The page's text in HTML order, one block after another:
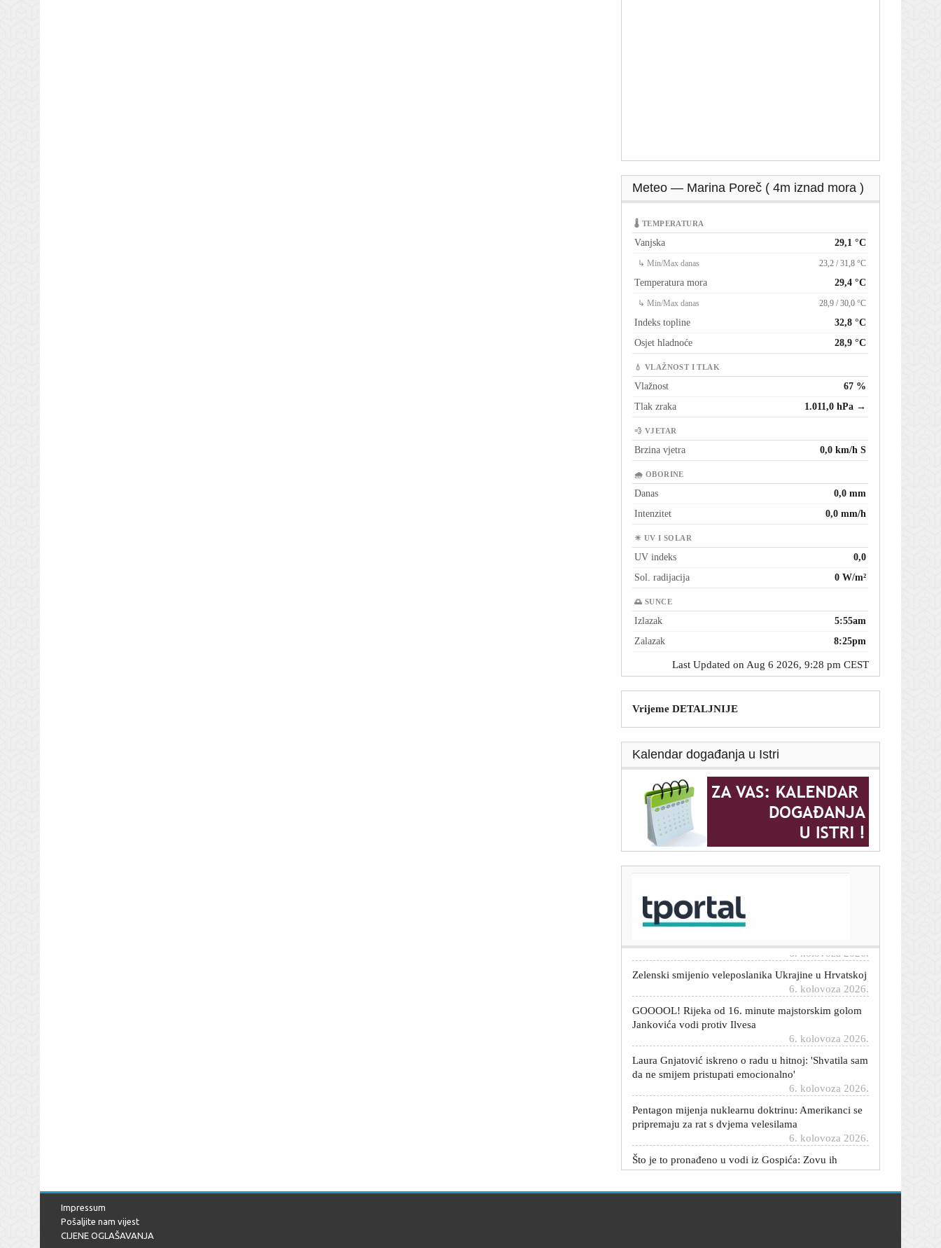
Meteo — Marina Poreč ( 4m iznad mora )
🌡 TEMPERATURA
Vanjska 29,1 °C
↳ Min/Max danas 23,2 / 31,8 °C
Temperatura mora 29,4 °C
↳ Min/Max danas 28,9 / 30,0 °C
Indeks topline
32,8 °C
Osjet hladnoće
28,9 °C
💧 VLAŽNOST I TLAK
Vlažnost
67 %
Tlak zraka
1.011,0 hPa →
💨 VJETAR
Brzina vjetra 0,0 km/h S
🌧 OBORINE
Danas
0,0 mm
Intenzitet
0,0 mm/h
☀ UV I SOLAR
UV indeks
0,0
Sol. radijacija
0 W/m²
🌅 SUNCE
Izlazak
5:55am
Zalazak
8:25pm
Last Updated on Aug 6 2026, 9:28 pm CEST
Vrijeme DETALJNIJE
Kalendar događanja u Istri
Večer za pamćenje: Hajduk ovako nešto nije napravio
više od 20 godina
Zelenski smijenio veleposlanika Ukrajine u Hrvatskoj
GOOOOL! Rijeka od 16. minute majstorskim golom
6. kolovoza 2026.
Laura Gnjatović iskreno o radu u hitnoj: 'Shvatila sam
6. kolovoza 2026.
Pentagon mijenja nuklearnu doktrinu: Amerikanci se
6. kolovoza 2026.
Što je to pronađeno u vodi iz Gospića: Zovu ih
vječnim kemikalijama, a mogu izazvati rak
6. kolovoza 2026.
Impressum
Pošaljite nam vijest
CIJENE OGLAŠAVANJA